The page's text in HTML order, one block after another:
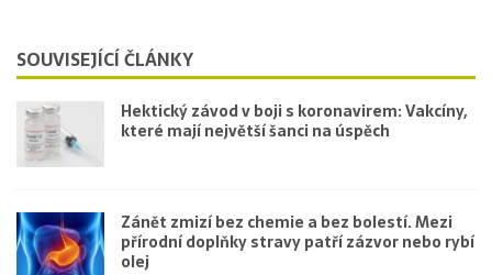
SOUVISEJÍCÍ ČLÁNKY
Hektický závod v boji s koronavirem: Vakcíny,
které mají největší šanci na úspěch
Zánět zmizí bez chemie a bez bolestí. Mezi
přírodní doplňky stravy patří zázvor nebo rybí
olej